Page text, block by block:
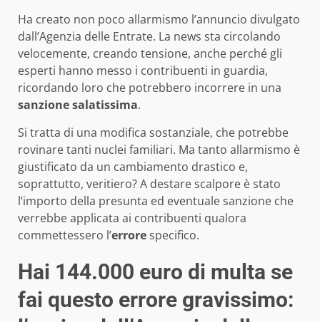
Ha creato non poco allarmismo l’annuncio divulgato
dall’Agenzia delle Entrate. La news sta circolando
velocemente, creando tensione, anche perché gli
esperti hanno messo i contribuenti in guardia,
ricordando loro che potrebbero incorrere in una
sanzione salatissima.
Si tratta di una modifica sostanziale, che potrebbe
rovinare tanti nuclei familiari. Ma tanto allarmismo è
giustificato da un cambiamento drastico e,
soprattutto, veritiero? A destare scalpore è stato
l’importo della presunta ed eventuale sanzione che
verrebbe applicata ai contribuenti qualora
commettessero l’errorespecifico.
Hai 144.000 euro di multa se
fai questo errore gravissimo: